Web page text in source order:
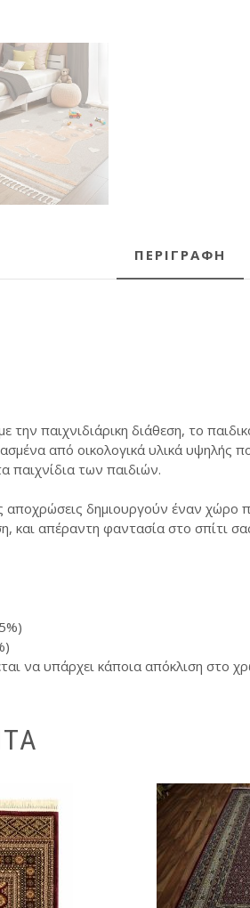
ΠΕΡΙΓΡΑΦΉ
την παιχνιδιάρικη διάθεση, το
από οικολογικά υλικά υψηλής
παιχνίδια των παιδιών.
δημιουργούν έναν χώρο
και απέραντη φαντασία στο σπίτι
να υπάρχει κάποια απόκλιση στο